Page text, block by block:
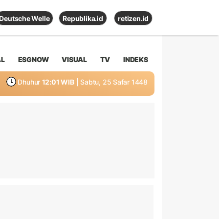
Deutsche Welle Republika.id retizen.id
ESGNOW VISUAL TV INDEKS
Dhuhur 12:01 WIB | Sabtu, 25 Safar 1448